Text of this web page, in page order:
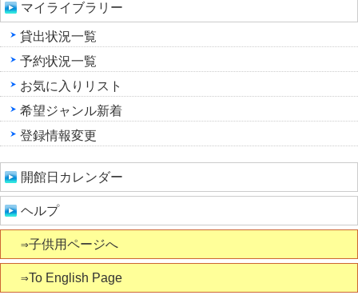
マイライブラリー
貸出状況一覧
予約状況一覧
お気に入りリスト
希望ジャンル新着
登録情報変更
開館日カレンダー
ヘルプ
⇒子供用ページへ
⇒To English Page